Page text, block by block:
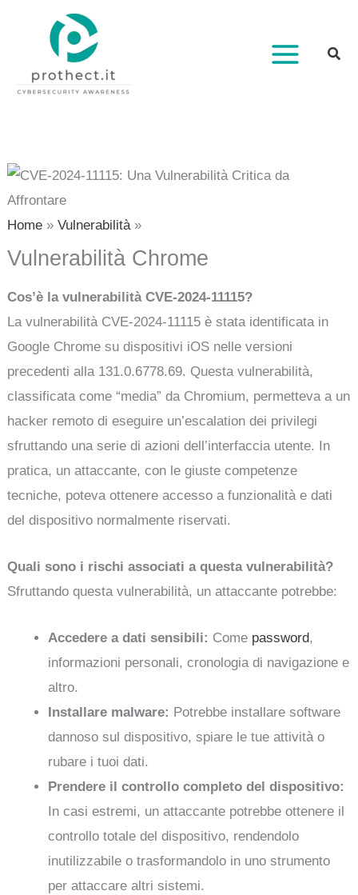
contenuto
Home Vulnerabilità
Vulnerabilità Chrome
Cos’è la vulnerabilità CVE-2024-11115?
La vulnerabilità CVE-2024-11115 è stata identificata in
Google Chrome su dispositivi iOS nelle versioni
precedenti alla 131.0.6778.69. Questa vulnerabilità,
classificata come “media” da Chromium, permetteva a un
hacker remoto di eseguire un’escalation dei privilegi
sfruttando una serie di azioni dell’interfaccia utente. In
pratica, un attaccante, con le giuste competenze
tecniche, poteva ottenere accesso a funzionalità e dati
del dispositivo normalmente riservati.
Quali sono i rischi associati a questa vulnerabilità?
Sfruttando questa vulnerabilità, un attaccante potrebbe:
Accedere a dati sensibili: Come password,
informazioni personali, cronologia di navigazione e
altro.
Installare malware: Potrebbe installare software
dannoso sul dispositivo, spiare le tue attività o
rubare i tuoi dati.
Prendere il controllo completo del dispositivo:
In casi estremi, un attaccante potrebbe ottenere il
controllo totale del dispositivo, rendendolo
inutilizzabile o trasformandolo in uno strumento
per attaccare altri sistemi.